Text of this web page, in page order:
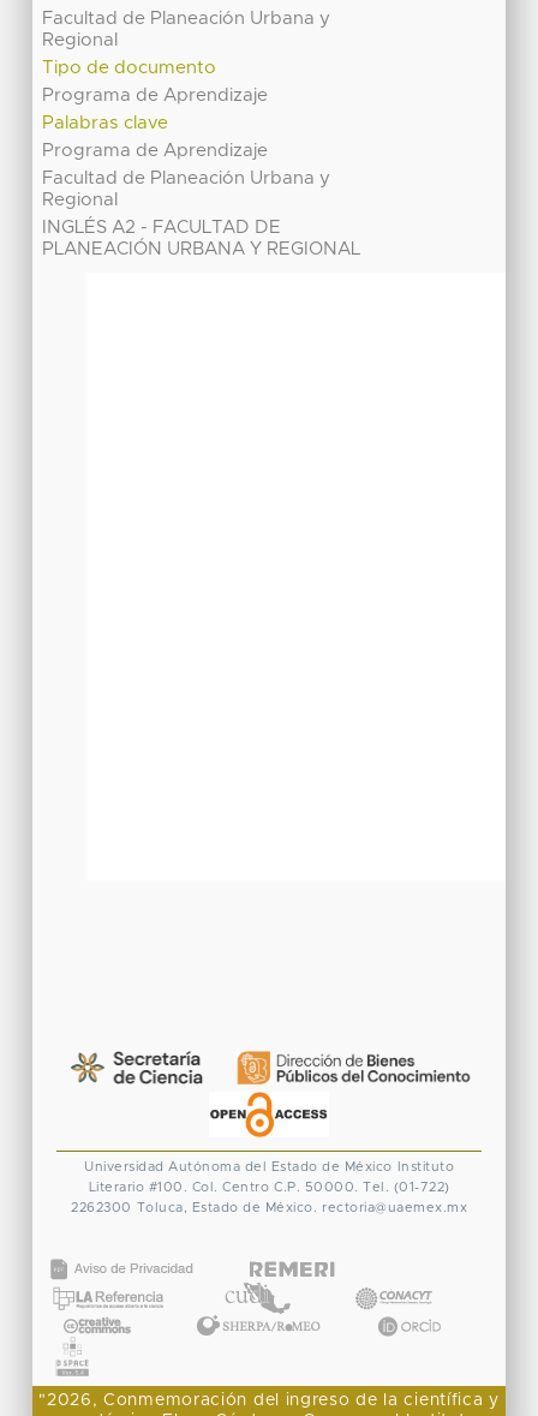
Facultad de Planeación Urbana y
Regional
Tipo de documento
Programa de Aprendizaje
Palabras clave
Programa de Aprendizaje
Facultad de Planeación Urbana y
Regional
INGLÉS A2 - FACULTAD DE
PLANEACIÓN URBANA Y REGIONAL
Universidad Autónoma del Estado de México
Instituto
Literario #100. Col. Centro C.P. 50000. Tel. (01-722)
2262300 Toluca, Estado de México. rectoria@uaemex.mx
"2026, Conmemoración del ingreso de la científica y